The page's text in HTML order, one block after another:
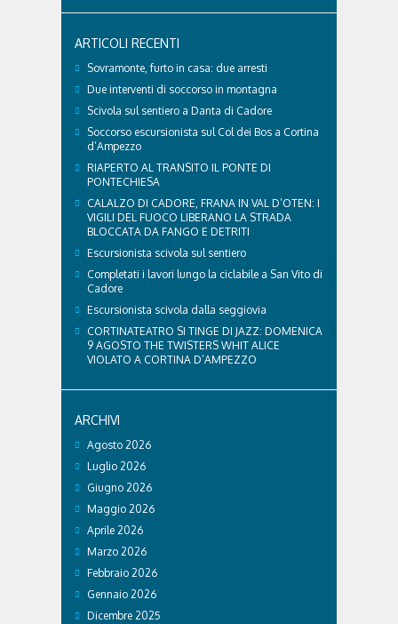
ARTICOLI RECENTI
Sovramonte, furto in casa: due arresti
Due interventi di soccorso in montagna
Scivola sul sentiero a Danta di Cadore
Soccorso escursionista sul Col dei Bos a Cortina
d’Ampezzo
RIAPERTO AL TRANSITO IL PONTE DI
PONTECHIESA
CALALZO DI CADORE, FRANA IN VAL D’OTEN: I
VIGILI DEL FUOCO LIBERANO LA STRADA
BLOCCATA DA FANGO E DETRITI
Escursionista scivola sul sentiero
Completati i lavori lungo la ciclabile a San Vito di
Cadore
Escursionista scivola dalla seggiovia
CORTINATEATRO SI TINGE DI JAZZ: DOMENICA
9 AGOSTO THE TWISTERS WHIT ALICE
VIOLATO A CORTINA D’AMPEZZO
ARCHIVI
Agosto 2026
Luglio 2026
Giugno 2026
Maggio 2026
Aprile 2026
Marzo 2026
Febbraio 2026
Gennaio 2026
Dicembre 2025